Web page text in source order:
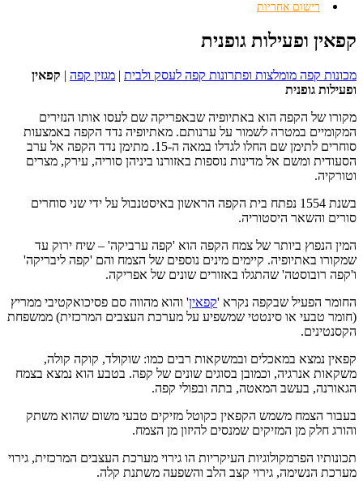
רישום אחריות
קפאין ופעילות גופנית
מכונות קפה מומלצות ופתרונות קפה לעסק ולבית | מגזין קפה | קפאין
ופעילות גופנית
מקורו של הקפה הוא באתיופיה שבאפריקה שם לעסו אותו הנזירים
המקומיים במטרה לשמור על ערנותם. מאתיופיה נדד הקפה באמצעות
סוחרים לתימן שם החלו לגדלו במאה ה-15. מתימן נדד הקפה אל ערב
הסעודית ומשם אל מדינות נוספות באזורנו ביניהן סוריה, עירק, מצרים
וטורקיה.
בשנת 1554 נפתח בית הקפה הראשון באיסטנבול על ידי שני סוחרים
סורים והשאר היסטוריה.
המין הנפוץ ביותר של צמח הקפה הוא 'קפה ערביקה' – שיח ירוק עד
שמקורו באתיופיה. קיימים מינים נוספים של הצמח והם 'קפה ליבריקה'
ו'קפה רובוסטה' שהתגלו באזורים שונים של אפריקה.
החומר הפעיל שבקפה נקרא 'קפאין' והוא מהווה סם פסיכואקטיבי ממריץ
(חומר טבעי או סינטטי שמשפיע על מערכת העצבים המרכזית) ממשפחת
הקסנטינים.
קפאין נמצא במאכלים ובמשקאות רבים כמו: שוקולד, קוקה קולה,
משקאות אנרגיה, וכמובן בסוגים שונים של קפה. בטבע הוא נמצא בצמח
הגאורנה, בעשב המאטה, בתה ובפולי קפה.
בעבור הצמח משמש הקפאין כקוטל מזיקים טבעי משום שהוא משתק
והורג חלק מן המזיקים שמנסים להיזון מן הצמח.
תכונותיו הפרמקולוגיות העיקריות הו גירוי מערכת העצבים המרכזית, גירוי
מערכת הנשימה, גירוי קצב הלב והשפעה משתנת קלה.